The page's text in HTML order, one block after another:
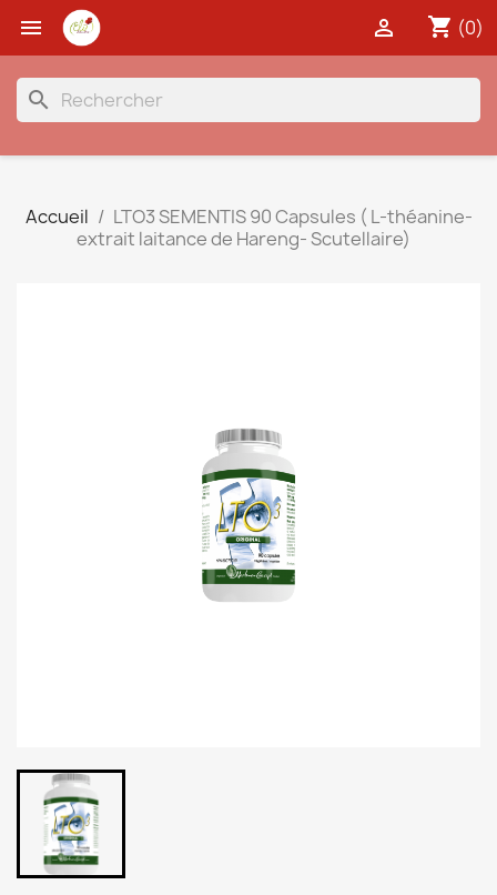
 shopping_cart (0)

search
Accueil
LTO3 SEMENTIS 90 Capsules ( L-théanine-
extrait laitance de Hareng- Scutellaire)